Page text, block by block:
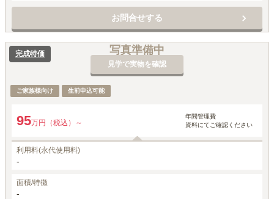
お問合せする
写真準備中
見学で実物を確認
完成特価
ご家族様向け 生前申込可能
95万円（税込）～
年間管理費
資料にてご確認ください
利用料(永代使用料)
-
面積/特徴
-